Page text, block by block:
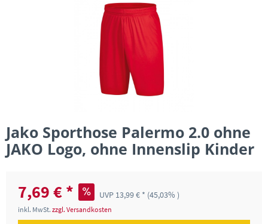
Jako Sporthose Palermo 2.0 ohne
JAKO Logo, ohne Innenslip Kinder
7,69 € * UVP 13,99 € * (45,03% )
inkl. MwSt. zzgl. Versandkosten